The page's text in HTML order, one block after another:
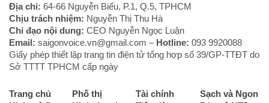
Địa chỉ: 64-66 Nguyễn Biểu, P.1, Q.5, TPHCM
Chịu trách nhiệm: Nguyễn Thị Thu Hà
Chỉ đạo nội dung: CEO Nguyễn Ngọc Luận
Email: saigonvoice.vn@gmail.com – Hotline: 093 9920088‬
Giấy phép thiết lập trang tin điện tử tổng hợp số 39/GP-TTĐT do
Sở TTTT TPHCM cấp ngày
Trang chủ Phố thị Tài chính
Sạch và Ngon